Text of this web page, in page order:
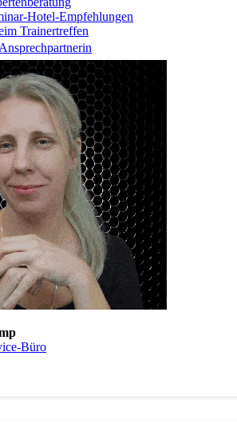
Hotel-Empfehlungen
Trainertreffen
Büro